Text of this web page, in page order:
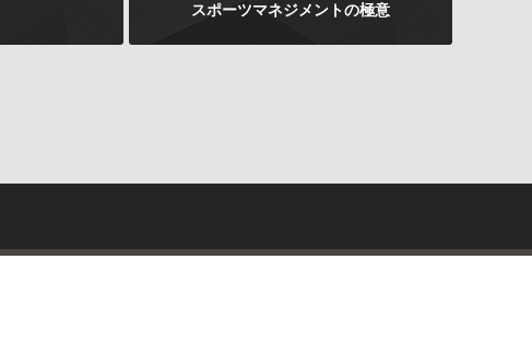
スポーツマネジメントの極意